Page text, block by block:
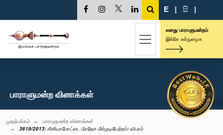
E | සි |
எனது பாராளுமன்றம்
இங்கே உள்நுழைக
பாராளுமன்ற வினாக்கள்
முதற்பக்கம்
பாராளுமன்ற வினாக்கள்
3619/2013: சீனியாமோட்டை பிரதேச மீள்குடியேற்றம்: விபரம்